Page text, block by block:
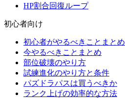
HP割合回復ループ
初心者向け
初心者がやるべきことまとめ
今やるべきことまとめ
部位破壊のやり方
試練進化のやり方と条件
パズドラパスは買うべきか
ランク上げの効率的な方法